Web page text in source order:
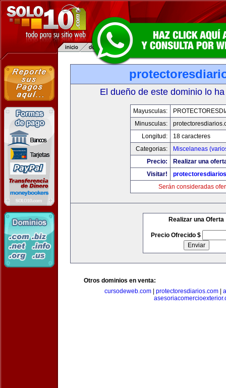
El dueño de este dominio lo
Mayusculas:
Minusculas:
Longitud:
18 caracteres
Categorias:
Miscelaneas
Precio:
Realizar una
Visitar!
Serán consideradas
Realizar una Oferta
Precio Ofrecido $
Otros dominios en venta:
cursodeweb.com
protectoresdiarios.com